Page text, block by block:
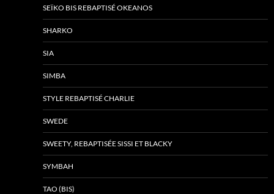
SEÏKO BIS REBAPTISÉ OKEANOS
SHARKO
SIA
SIMBA
STYLE REBAPTISÉ CHARLIE
SWEDE
SWEETY, REBAPTISÉE SISSI ET BLACKY
SYMBAH
TAO (BIS)